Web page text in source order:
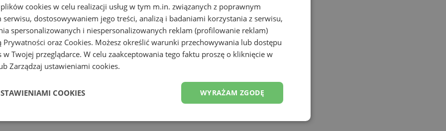
Porozmawiaj na czacie
cookies w celu realizacji usług w tym m.in. związanych z poprawnym
dostosowywaniem jego treści, analizą i badaniami korzystania z serwisu,
spersonalizowanych i niespersonalizowanych reklam (profilowanie reklam)
Prywatności oraz Cookies. Możesz określić warunki przechowywania lub dostępu
Twojej przeglądarce. W celu zaakceptowania tego faktu proszę o kliknięcie w
Zarządzaj ustawieniami cookies.
WYRAŻAM ZGODĘ
COOKIES